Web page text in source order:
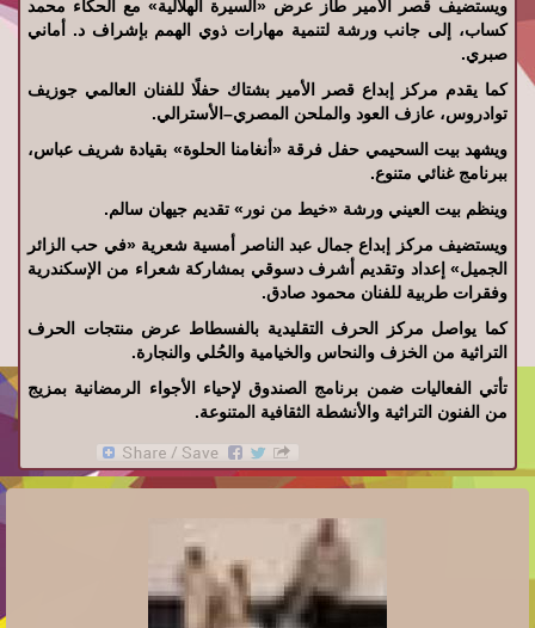
ويستضيف قصر الأمير طاز عرض «السيرة الهلالية» مع الحكاء محمد
كساب، إلى جانب ورشة لتنمية مهارات ذوي الهمم بإشراف د. أماني
صبري.
كما يقدم مركز إبداع قصر الأمير بشتاك حفلًا للفنان العالمي جوزيف
توادروس، عازف العود والملحن المصري–الأسترالي.
ويشهد بيت السحيمي حفل فرقة «أنغامنا الحلوة» بقيادة شريف عباس،
ببرنامج غنائي متنوع.
وينظم بيت العيني ورشة «خيط من نور» تقديم جيهان سالم.
ويستضيف مركز إبداع جمال عبد الناصر أمسية شعرية «في حب الزائر
الجميل» إعداد وتقديم أشرف دسوقي بمشاركة شعراء من الإسكندرية
وفقرات طربية للفنان محمود صادق.
كما يواصل مركز الحرف التقليدية بالفسطاط عرض منتجات الحرف
التراثية من الخزف والنحاس والخيامية والحُلي والنجارة.
تأتي الفعاليات ضمن برنامج الصندوق لإحياء الأجواء الرمضانية بمزيج
من الفنون التراثية والأنشطة الثقافية المتنوعة.